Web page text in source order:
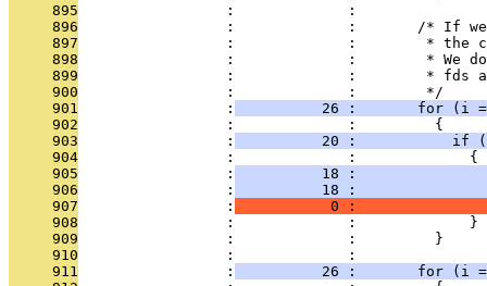
     895
                 :             :
     896
:             :       /* If
     897
:             :        * the
     898
:             :        * We
     899
:             :        * fds
     900
                 :             :        */
     901
                 :
26 :       for (i
     902
                 :             :         {
     903
                 :
20 :           if
     904
                 :             :             {
     905
                 :
18 :
     906
                 :
18 :
     907
                 :
0 :
     908
                 :             :             }
     909
                 :             :         }
     910
                 :             :
     911
                 :
26 :       for (i